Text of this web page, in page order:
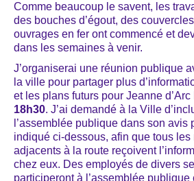
Comme beaucoup le savent, les
des bouches d’égout, des
ouvrages en fer ont commencé et
dans les semaines à venir.
J’organiserai une réunion publique
la ville pour partager plus
et les plans futurs pour Jeanne d’Arc
18h30. J’ai demandé à la Ville
l’assemblée publique dans son avis
indiqué ci-dessous, afin que tous
adjacents à la route reçoivent
chez eux. Des employés de divers
participeront à l’assemblée publique